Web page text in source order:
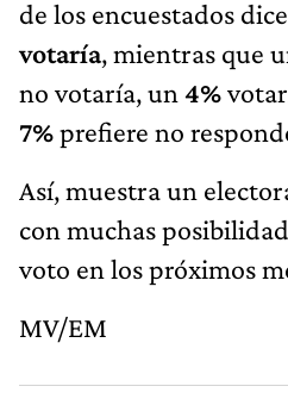
de los encuestados dice
votaría, mientras que
no votaría, un 4%
7%prefiere no
Así, muestra un
con muchas
voto en los próximos
MV/EM